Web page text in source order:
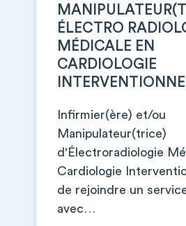
ÉLECTRO
MÉDICALE EN
CARDIOLOGIE
Infirmier(ère) et/ou
Manipulateur(trice)
d'Électroradiologie
Cardiologie
de rejoindre un
avec…